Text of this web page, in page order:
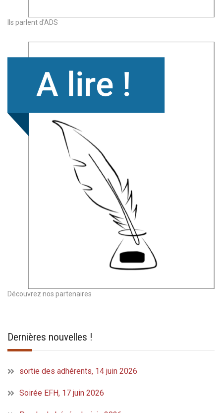
Ils parlent d'ADS
Découvrez nos partenaires
Dernières nouvelles !
sortie des adhérents, 14 juin 2026
Soirée EFH, 17 juin 2026